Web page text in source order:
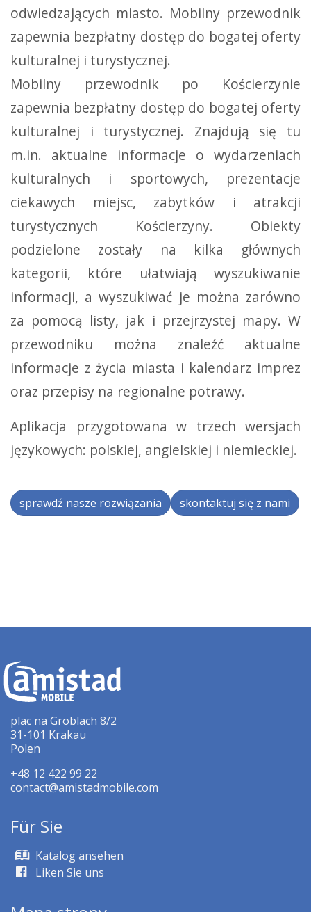
odwiedzających miasto. Mobilny przewodnik
zapewnia bezpłatny dostęp do bogatej oferty
kulturalnej i turystycznej.
Mobilny przewodnik po Kościerzynie
zapewnia bezpłatny dostęp do bogatej oferty
kulturalnej i turystycznej. Znajdują się tu
m.in. aktualne informacje o wydarzeniach
kulturalnych i sportowych, prezentacje
ciekawych miejsc, zabytków i atrakcji
turystycznych Kościerzyny. Obiekty
podzielone zostały na kilka głównych
kategorii, które ułatwiają wyszukiwanie
informacji, a wyszukiwać je można zarówno
za pomocą listy, jak i przejrzystej mapy. W
przewodniku można znaleźć aktualne
informacje z życia miasta i kalendarz imprez
oraz przepisy na regionalne potrawy.
Aplikacja przygotowana w trzech wersjach
językowych: polskiej, angielskiej i niemieckiej.
sprawdź nasze rozwiązania skontaktuj się z nami
plac na Groblach 8/2
31-101 Krakau
Polen
+48 12 422 99 22
contact@amistadmobile.com
Für Sie
Katalog ansehen
Liken Sie uns